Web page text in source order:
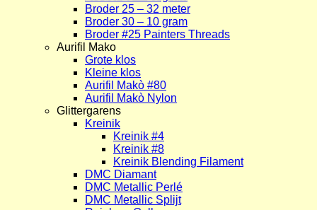
Broder 25 – 32 meter
Broder 30 – 10 gram
Broder #25 Painters Threads
Aurifil Mako
Grote klos
Kleine klos
Aurifil Makò #80
Aurifil Makò Nylon
Glittergarens
Kreinik
Kreinik #4
Kreinik #8
Kreinik Blending Filament
DMC Diamant
DMC Metallic Perlé
DMC Metallic Splijt